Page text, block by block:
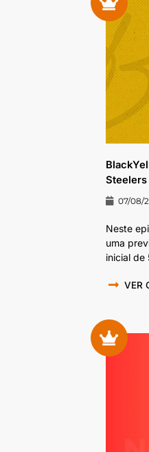
07/08/
Neste
uma
inicial de
VER